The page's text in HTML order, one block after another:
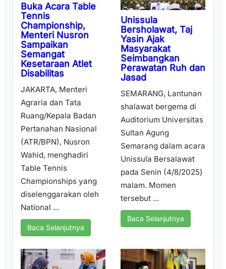
Buka Acara Table
Tennis
Championship,
Menteri Nusron
Sampaikan
Semangat
Kesetaraan Atlet
Disabilitas
JAKARTA, Menteri
Agraria dan Tata
Ruang/Kepala Badan
Pertanahan Nasional
(ATR/BPN), Nusron
Wahid, menghadiri
Table Tennis
Championships yang
diselenggarakan oleh
National ...
Baca Selanjutnya
Unissula
Bersholawat, Taj
Yasin Ajak
Masyarakat
Seimbangkan
Perawatan Ruh dan
Jasad
SEMARANG, Lantunan
shalawat bergema di
Auditorium Universitas
Sultan Agung
Semarang dalam acara
Unissula Bersalawat
pada Senin (4/8/2025)
malam. Momen
tersebut ...
Baca Selanjutnya